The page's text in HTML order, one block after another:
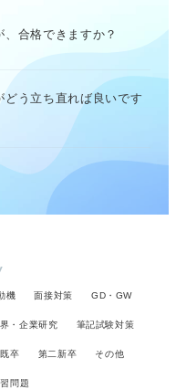
合格できますか？
う立ち直れば良いです
機 面接対策 GD・GW
・企業研究 筆記試験対策
既卒 第二新卒 その他
問題